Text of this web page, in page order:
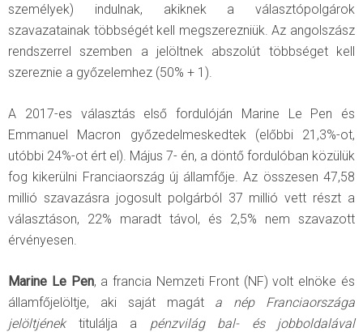
személyek) indulnak, akiknek a választópolgárok
szavazatainak többségét kell megszerezniük. Az angolszász
rendszerrel szemben a jelöltnek abszolút többséget kell
szereznie a győzelemhez (50% + 1).
A 2017-es választás első fordulóján Marine Le Pen és
Emmanuel Macron győzedelmeskedtek (előbbi 21,3%-ot,
utóbbi 24%-ot ért el). Május 7- én, a döntő fordulóban közülük
fog kikerülni Franciaország új államfője. Az összesen 47,58
millió szavazásra jogosult polgárból 37 millió vett részt a
választáson, 22% maradt távol, és 2,5% nem szavazott
érvényesen.
Marine Le Pen, a francia Nemzeti Front (NF) volt elnöke és
államfőjelöltje, aki saját magát a nép Franciaországa
jelöltjénektitulálja a pénzvilág bal- és jobboldalával